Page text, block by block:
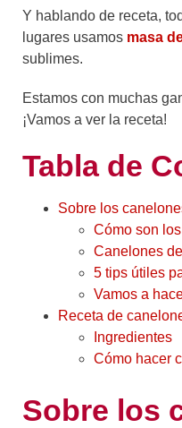
Y hablando de receta,
lugares usamos masa
sublimes.
Estamos con muchas
¡Vamos a ver la receta!
Tabla de
Sobre los
Cómo son
Canelones
5 tips útiles
Vamos a
Receta de
Ingredientes
Cómo hacer
Sobre los